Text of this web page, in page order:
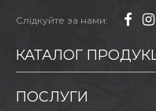
Слідкуйте за нами:
КАТАЛОГ
ПОСЛУГИ